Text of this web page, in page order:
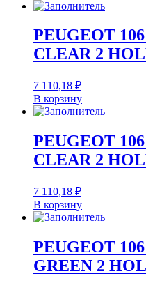
PEUGEOT
CLEAR 2
7 110,18 ₽
В корзину
PEUGEOT
CLEAR 2
7 110,18 ₽
В корзину
PEUGEOT
GREEN 2